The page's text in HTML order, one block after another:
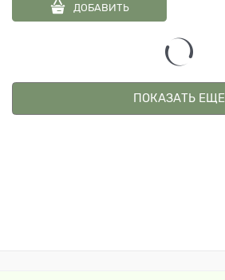
ДОБАВИТЬ
ПОКАЗАТЬ ЕЩЕ